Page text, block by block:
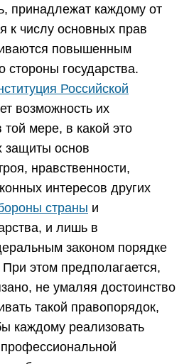
принадлежат каждому от
к числу основных прав
повышенным
стороны государства.
Российской
возможность их
мере, в какой это
защиты основ
нравственности,
интересов других
страны и
и лишь в
законом порядке
При этом предполагается,
не умаляя достоинство
такой правопорядок,
каждому реализовать